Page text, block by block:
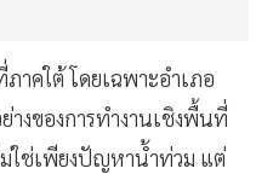
าคใต้ โดยเฉพาะอำเภอ
งของการทำงานเชิงพื้นที่
ใช่เพียงปัญหาน้ำท่วม แต่